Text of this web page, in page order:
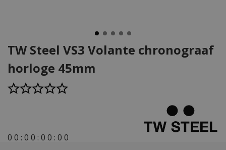
TW Steel VS3 Volante chronograaf
horloge 45mm
0 0 : 0 0 : 0 0 : 0 0